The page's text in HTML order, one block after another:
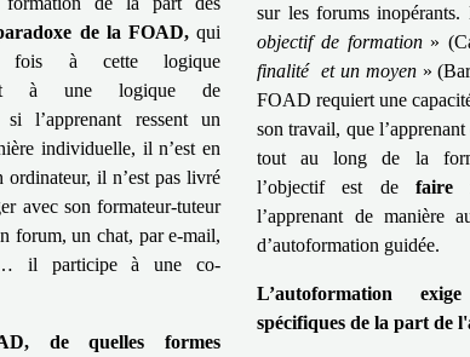
de la FOAD,qui
à cette logique
à une logique de
l’apprenant ressent un
individuelle, il n’est en
ordinateur, il n’est pas livré
avec son formateur-tuteur
forum, un chat, par e-mail,
il participe à une co-
de quelles formes
sur les forums inopérants.
objectif de formation »
finalité et un moyen»
FOAD requiert une
son travail, que
tout au long de la
l’objectif est de faire
l’apprenant de manière
d’autoformation guidée.
L’autoformation
spécifiques de la part de